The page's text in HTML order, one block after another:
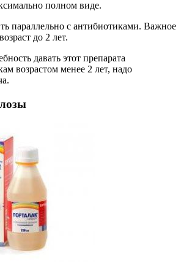
полном виде.
параллельно с антибиотиками. Важное
до 2 лет.
давать этот препарата
возрастом менее 2 лет, надо